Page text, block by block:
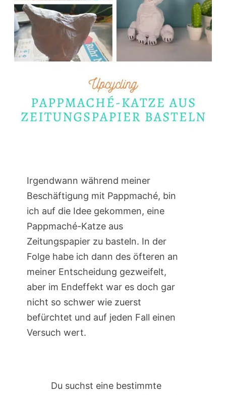
Irgendwann während meiner
Beschäftigung mit Pappmaché, bin
ich auf die Idee gekommen, eine
Pappmaché-Katze aus
Zeitungspapier zu basteln. In der
Folge habe ich dann des öfteren an
meiner Entscheidung gezweifelt,
aber im Endeffekt war es doch gar
nicht so schwer wie zuerst
befürchtet und auf jeden Fall einen
Versuch wert.
Du suchst eine bestimmte